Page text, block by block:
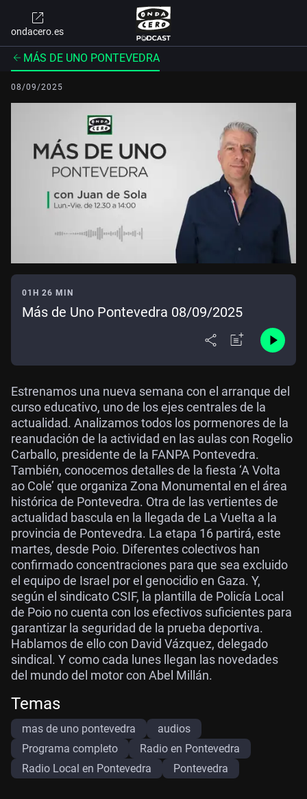
ondacero.es
MÁS DE UNO PONTEVEDRA
08/09/2025
01H 26 MIN
Más de Uno Pontevedra 08/09/2025
Estrenamos una nueva semana con el arranque del
curso educativo, uno de los ejes centrales de la
actualidad. Analizamos todos los pormenores de la
reanudación de la actividad en las aulas con Rogelio
Carballo, presidente de la FANPA Pontevedra.
También, conocemos detalles de la fiesta ‘A Volta
ao Cole’ que organiza Zona Monumental en el área
histórica de Pontevedra. Otra de las vertientes de
actualidad bascula en la llegada de La Vuelta a la
provincia de Pontevedra. La etapa 16 partirá, este
martes, desde Poio. Diferentes colectivos han
confirmado concentraciones para que sea excluido
el equipo de Israel por el genocidio en Gaza. Y,
según el sindicato CSIF, la plantilla de Policía Local
de Poio no cuenta con los efectivos suficientes para
garantizar la seguridad de la prueba deportiva.
Hablamos de ello con David Vázquez, delegado
sindical. Y como cada lunes llegan las novedades
del mundo del motor con Abel Millán.
Temas
mas de uno pontevedra
audios
Programa completo
Radio en Pontevedra
Radio Local en Pontevedra
Pontevedra